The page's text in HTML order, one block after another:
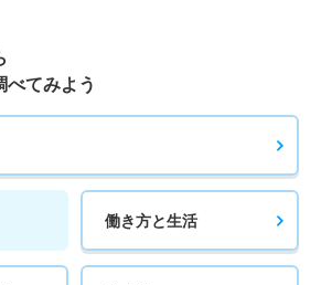
べてみよう
働き方と生活